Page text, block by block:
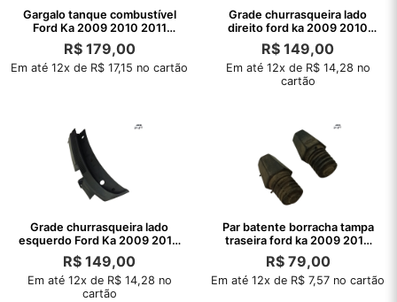
Gargalo tanque combustível
Ford Ka 2009 2010 2011
2012 2013
R$179,00
Em até 12x de R$ 17,15 no cartão
Grade churrasqueira lado
direito ford ka 2009 2010
2011 2012
R$ 149,00
Em até 12x de R$ 14,28 no
cartão
Grade churrasqueira lado
esquerdo Ford Ka 2009 2010
2011
R$ 149,00
Em até 12x de R$ 14,28 no
cartão
Par batente borracha tampa
traseira ford ka 2009 2010
2011
R$79,00
Em até 12x de R$ 7,57 no cartão